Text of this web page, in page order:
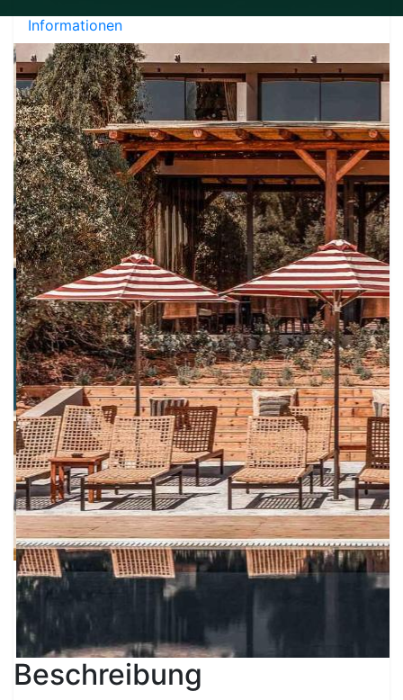
Informationen
Beschreibung